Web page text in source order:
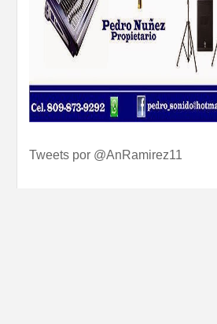
Tweets por @AnRamirez11